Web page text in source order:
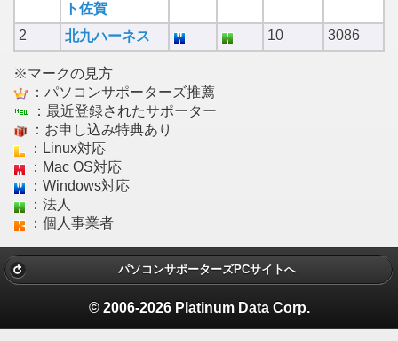
ト佐賀
2 北九ハーネス 10 3086
※マークの見方
：パソコンサポーターズ推薦
：最近登録されたサポーター
：お申し込み特典あり
：Linux対応
：Mac OS対応
：Windows対応
：法人
：個人事業者
パソコンサポーターズPCサイトへ
© 2006-2026 Platinum Data Corp.